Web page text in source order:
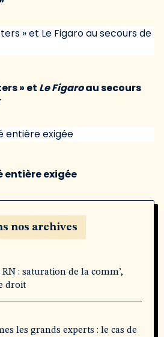
» et Le Figaroau secours
entière exigée
nos archives
: saturation de la comm’,
droit
les grands experts : le cas de